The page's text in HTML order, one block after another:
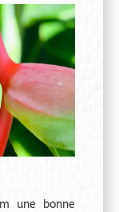
une bonne